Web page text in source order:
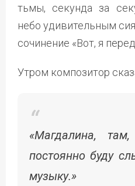
тьмы, секунда за
небо удивительным
сочинение «Вот, я
Утром композитор
«Магдалина,
постоянно буду
музыку.»